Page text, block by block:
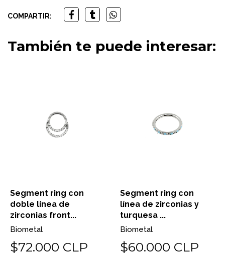
COMPARTIR:
También te puede interesar:
Segment ring con
doble línea de
zirconias front...
Biometal
$72.000 CLP
Segment ring con
línea de zirconias y
turquesa ...
Biometal
$60.000 CLP